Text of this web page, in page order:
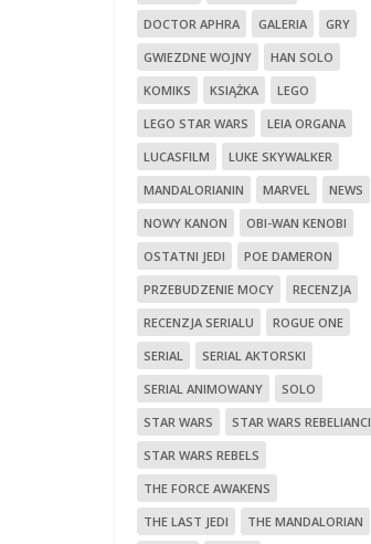
DOCTOR APHRA
GALERIA
GRY
GWIEZDNE WOJNY
HAN SOLO
KOMIKS
KSIĄŻKA
LEGO
LEGO STAR WARS
LEIA ORGANA
LUCASFILM
LUKE SKYWALKER
MANDALORIANIN
MARVEL
NEWS
NOWY KANON
OBI-WAN KENOBI
OSTATNI JEDI
POE DAMERON
PRZEBUDZENIE MOCY
RECENZJA
RECENZJA SERIALU
ROGUE ONE
SERIAL
SERIAL AKTORSKI
SERIAL ANIMOWANY
SOLO
STAR WARS
STAR WARS REBELIANCI
STAR WARS REBELS
THE FORCE AWAKENS
THE LAST JEDI
THE MANDALORIAN